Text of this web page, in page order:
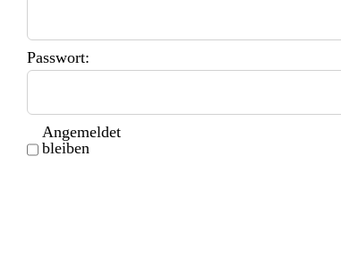
Passwort:
Angemeldet
bleiben